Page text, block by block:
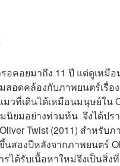
คอยมาถึง 11 ปี แต่ดูเหมื
อดคล้องกับภาพยนตร์เรื่อ
ที่เดินได้เหมือนมนุษย์ใน
นิยมอย่างท่วมท้น  จึงได้ป
Twist (2011) สำหรับภ
สองปีหลังจากภาพยนตร์
ได้รับเนื้อหาใหม่จึงเป็นสิ่